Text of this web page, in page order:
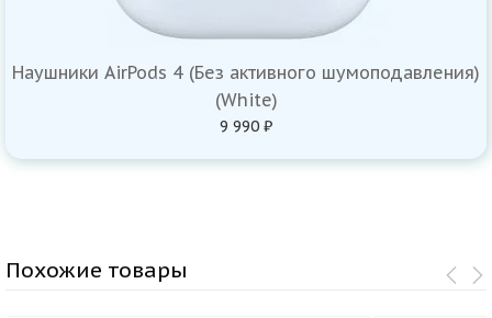
Наушники AirPods 4 (Без активного шумоподавления)
(White)
9 990 ₽
Похожие товары